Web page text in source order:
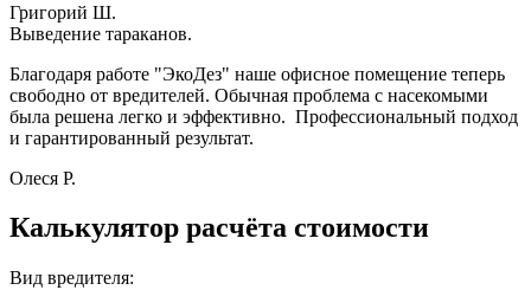
Григорий Ш.
Выведение тараканов.
Благодаря работе "ЭкоДез" наше офисное помещение теперь
свободно от вредителей. Обычная проблема с насекомыми
была решена легко и эффективно. Профессиональный подход
и гарантированный результат.
Олеся Р.
Калькулятор расчёта стоимости
Вид вредителя: